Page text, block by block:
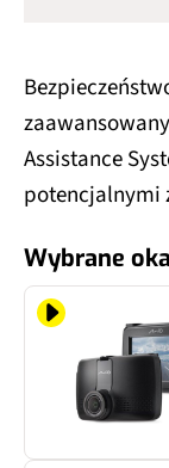
zaawansowany
Assistance
potencjalnymi
Wybrane